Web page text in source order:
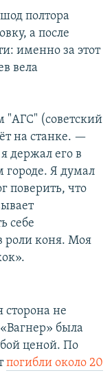
полтора
а после
именно за этот
вела
"АГС" (советский
на станке. —
держал его в
городе. Я думал
поверить, что
себе
роли коня. Моя
не
была
ценой. По
погибли около 20